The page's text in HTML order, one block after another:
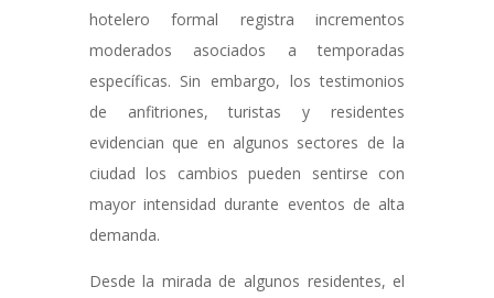
hotelero formal registra incrementos
moderados asociados a temporadas
específicas. Sin embargo, los testimonios
de anfitriones, turistas y residentes
evidencian que en algunos sectores de la
ciudad los cambios pueden sentirse con
mayor intensidad durante eventos de alta
demanda.
Desde la mirada de algunos residentes, el